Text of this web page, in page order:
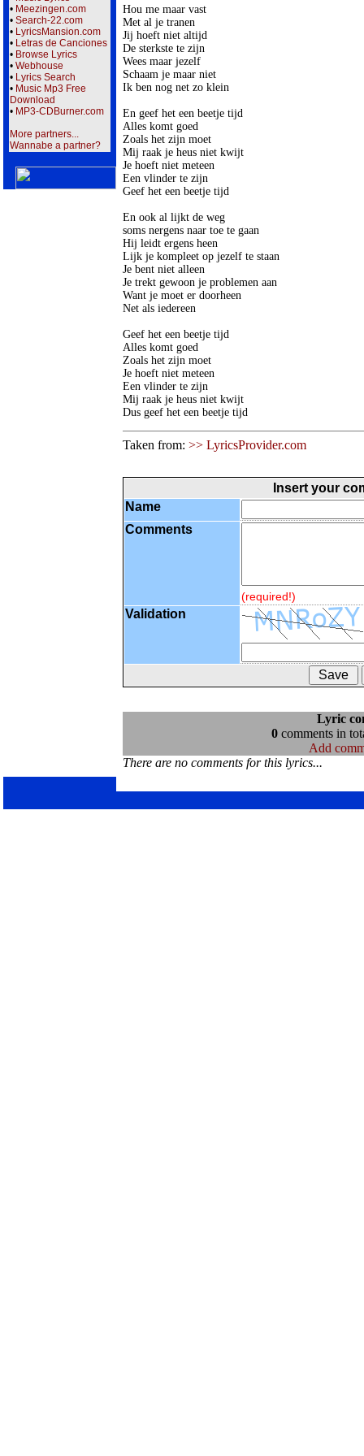
• Meezingen.com
• Search-22.com
• LyricsMansion.com
• Letras de Canciones
• Browse Lyrics
• Webhouse
• Lyrics Search
• Music Mp3 Free
Download
• MP3-CDBurner.com
More partners...
Wannabe a partner?
Hou me maar vast
Met al je tranen
Jij hoeft niet altijd
De sterkste te zijn
Wees maar jezelf
Schaam je maar niet
Ik ben nog net zo klein
En geef het een beetje tijd
Alles komt goed
Zoals het zijn moet
Mij raak je heus niet kwijt
Je hoeft niet meteen
Een vlinder te zijn
Geef het een beetje tijd
En ook al lijkt de weg
soms nergens naar toe te gaan
Hij leidt ergens heen
Lijk je kompleet op jezelf te staan
Je bent niet alleen
Je trekt gewoon je problemen aan
Want je moet er doorheen
Net als iedereen
Geef het een beetje tijd
Alles komt goed
Zoals het zijn moet
Je hoeft niet meteen
Een vlinder te zijn
Mij raak je heus niet kwijt
Dus geef het een beetje tijd
Taken from: >> LyricsProvider.com
Insert your
Name
Comments
(required!)
Validation
Lyric
0comments in
Add
There are no comments for this lyrics...